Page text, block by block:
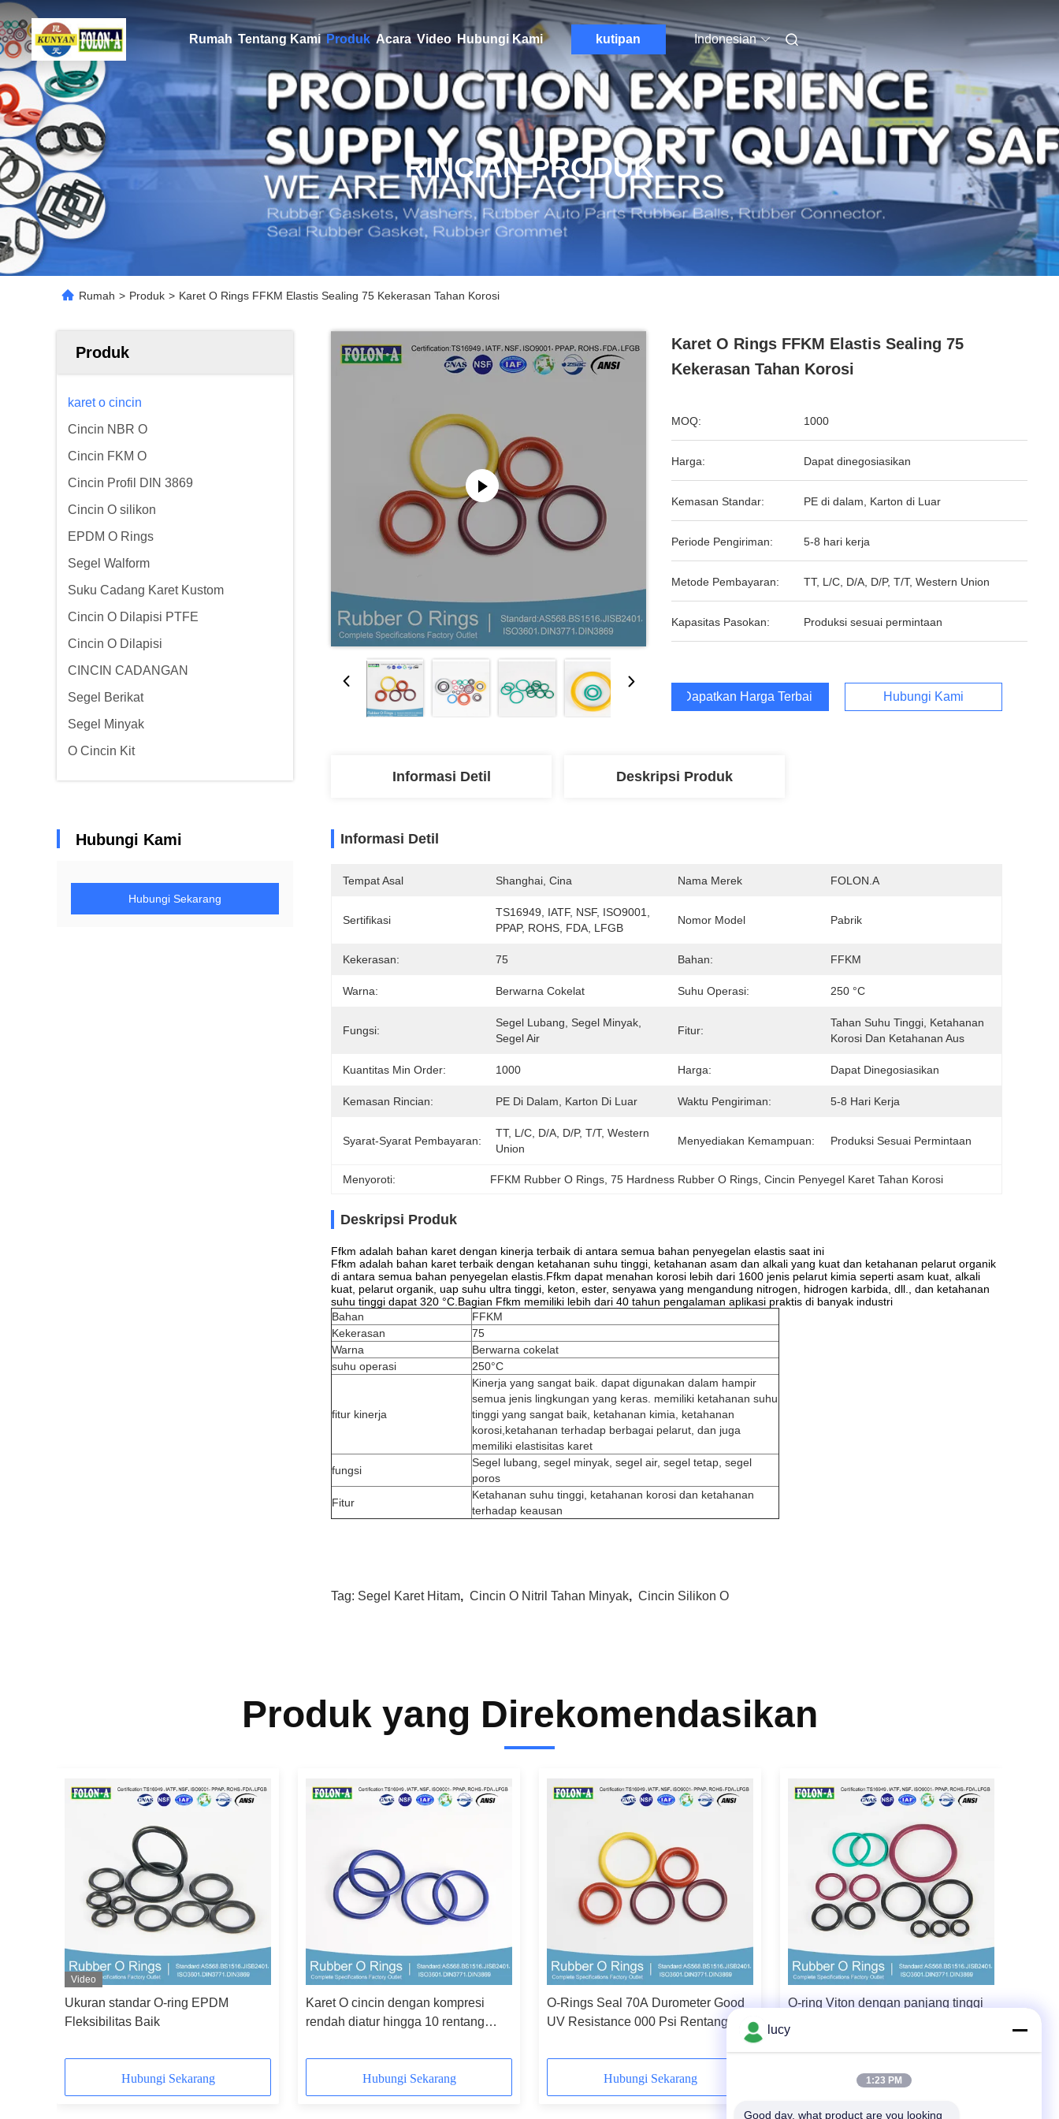
Rumah Tentang Kami Produk Acara Video Hubungi Kami kutipan Indonesian
RINCIAN PRODUK
Rumah > Produk > Karet O Rings FFKM Elastis Sealing 75 Kekerasan Tahan Korosi
Produk
karet o cincin
Cincin NBR O
Cincin FKM O
Cincin Profil DIN 3869
Cincin O silikon
EPDM O Rings
Segel Walform
Suku Cadang Karet Kustom
Cincin O Dilapisi PTFE
Cincin O Dilapisi
CINCIN CADANGAN
Segel Berikat
Segel Minyak
O Cincin Kit
Hubungi Kami
Hubungi Sekarang
Karet O Rings FFKM Elastis Sealing 75
Kekerasan Tahan Korosi
MOQ: 1000
Harga: Dapat dinegosiasikan
Kemasan Standar: PE di dalam, Karton di Luar
Periode Pengiriman: 5-8 hari kerja
Metode Pembayaran: TT, L/C, D/A, D/P, T/T, Western Union
Kapasitas Pasokan: Produksi sesuai permintaan
Dapatkan Harga Terbaik Hubungi Kami
Informasi Detil Deskripsi Produk
Informasi Detil
Tempat Asal Shanghai, Cina Nama Merek FOLON.A
Sertifikasi
TS16949, IATF, NSF, ISO9001,
PPAP, ROHS, FDA, LFGB
Nomor Model Pabrik
Kekerasan: 75 Bahan: FFKM
Warna: Berwarna Cokelat Suhu Operasi: 250 °C
Fungsi:
Segel Lubang, Segel Minyak,
Segel Air
Fitur:
Tahan Suhu Tinggi, Ketahanan
Korosi Dan Ketahanan Aus
Kuantitas Min Order: 1000 Harga: Dapat Dinegosiasikan
Kemasan Rincian: PE Di Dalam, Karton Di Luar Waktu Pengiriman: 5-8 Hari Kerja
Syarat-Syarat Pembayaran:
TT, L/C, D/A, D/P, T/T, Western
Union
Menyediakan Kemampuan: Produksi Sesuai Permintaan
Menyoroti: FFKM Rubber O Rings , 75 Hardness Rubber O Rings , Cincin Penyegel Karet Tahan Korosi
Deskripsi Produk
Ffkm adalah bahan karet dengan kinerja terbaik di antara semua bahan penyegelan elastis saat ini
Ffkm adalah bahan karet terbaik dengan ketahanan suhu tinggi, ketahanan asam dan alkali yang kuat dan ketahanan pelarut organik
di antara semua bahan penyegelan elastis.Ffkm dapat menahan korosi lebih dari 1600 jenis pelarut kimia seperti asam kuat, alkali
kuat, pelarut organik, uap suhu ultra tinggi, keton, ester, senyawa yang mengandung nitrogen, hidrogen karbida, dll., dan ketahanan
suhu tinggi dapat 320 °C.Bagian Ffkm memiliki lebih dari 40 tahun pengalaman aplikasi praktis di banyak industri
Bahan
FFKM
Kekerasan
75
Warna
Berwarna cokelat
suhu operasi
250°C
fitur kinerja
Kinerja yang sangat baik. dapat digunakan dalam hampir
semua jenis lingkungan yang keras. memiliki ketahanan suhu
tinggi yang sangat baik, ketahanan kimia, ketahanan
korosi,ketahanan terhadap berbagai pelarut, dan juga
memiliki elastisitas karet
fungsi
Segel lubang, segel minyak, segel air, segel tetap, segel
poros
Fitur
Ketahanan suhu tinggi, ketahanan korosi dan ketahanan
terhadap keausan
Tag: Segel Karet Hitam, Cincin O Nitril Tahan Minyak, Cincin Silikon O
Produk yang Direkomendasikan
Video
Ukuran standar O-ring EPDM
Fleksibilitas Baik
Hubungi Sekarang
Karet O cincin dengan kompresi
rendah diatur hingga 10 rentang
Hubungi Sekarang
O-Rings Seal 70A Durometer Good
UV Resistance 000 Psi Rentang
Hubungi Sekarang
O-ring Viton dengan panjang tinggi
Hubungi Sekarang
lucy
1:23 PM
Good day, what product are you looking